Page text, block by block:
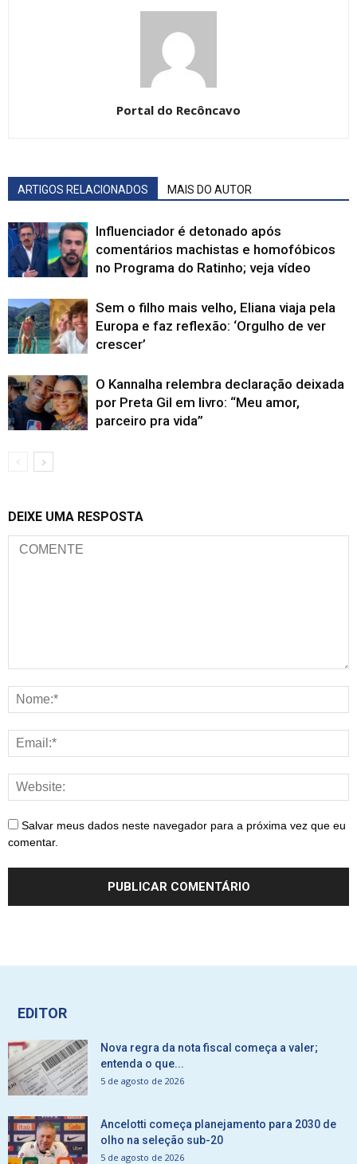
Portal do Recôncavo
ARTIGOS RELACIONADOS MAIS DO AUTOR
Influenciador é detonado após
comentários machistas e homofóbicos
no Programa do Ratinho; veja vídeo
Sem o filho mais velho, Eliana viaja pela
Europa e faz reflexão: ‘Orgulho de ver
crescer’
O Kannalha relembra declaração deixada
por Preta Gil em livro: “Meu amor,
parceiro pra vida”
DEIXE UMA RESPOSTA
Salvar meus dados neste navegador para a próxima vez que eu
comentar.
EDITOR
Nova regra da nota fiscal começa a valer;
entenda o que...
5 de agosto de 2026
Ancelotti começa planejamento para 2030 de
olho na seleção sub-20
5 de agosto de 2026